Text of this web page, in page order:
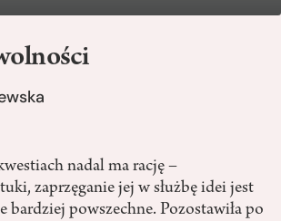
nadal ma rację –
zaprzęganie jej w służbę idei jest
bardziej powszechne. Pozostawiła po